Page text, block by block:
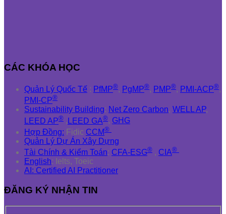
CÁC KHÓA HỌC
Quản Lý Quốc Tế : PfMP®, PgMP®, PMP®, PMI-ACP®,
PMI-CP®
Sustainability Building: Net Zero Carbon, WELL AP,
LEED AP® , LEED GA®, GHG
Hợp Đồng: Fidic CCM®
Quản Lý Dự Án Xây Dựng
Tài Chính & Kiểm Toán: CFA-ESG® , CIA®
English: Ielts, Toeic
AI: Certified AI Practitioner
ĐĂNG KÝ NHẬN TIN